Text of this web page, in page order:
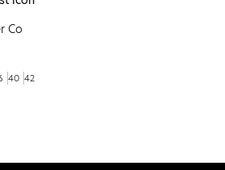
Co
40 42